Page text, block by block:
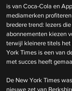
is van Coca-Cola en
mediamerken
bredere trend: lezers
abonnementen kiezen
terwijl kleinere titels
York Times is een van
met succes heeft
De New York Times
nieuwe zet van